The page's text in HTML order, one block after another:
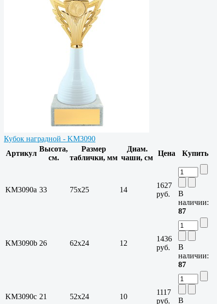
Кубок наградной - KM3090
Артикул
Высота,
см.
Размер
таблички, мм
Диам.
чаши, см
Цена Купить
KM3090a 33 75х25 14
1627
руб.
В
наличии:
87
KM3090b 26 62х24 12
1436
руб.
В
наличии:
87
KM3090c 21 52х24 10
1117
руб.
В